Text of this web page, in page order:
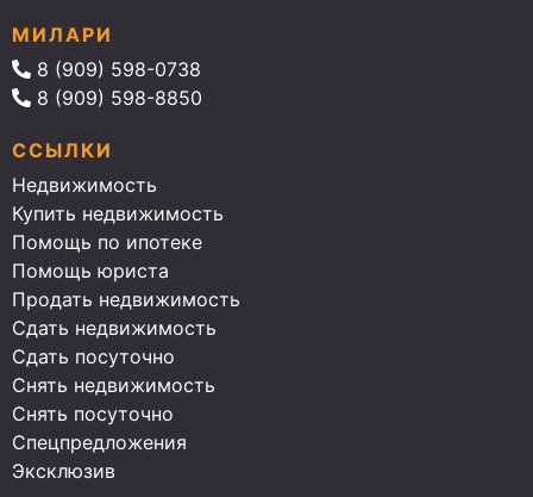
МИЛАРИ
8 (909) 598-0738
8 (909) 598-8850
ССЫЛКИ
Недвижимость
Купить недвижимость
Помощь по ипотеке
Помощь юриста
Продать недвижимость
Сдать недвижимость
Сдать посуточно
Снять недвижимость
Снять посуточно
Спецпредложения
Эксклюзив